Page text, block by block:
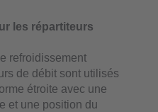
les répartiteurs
refroidissement
de débit sont utilisés
étroite avec une
et une position du